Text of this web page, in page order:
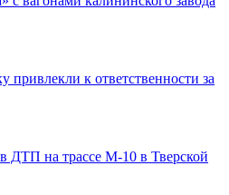
к ответственности за
ДТП на трассе М-10 в Тверской